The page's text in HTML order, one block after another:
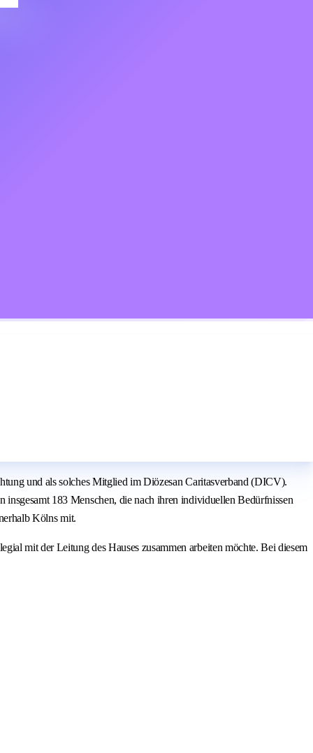
und als solches Mitglied im Diözesan Caritasverband (DICV).
183 Menschen, die nach ihren individuellen Bedürfnissen
Kölns mit.
mit der Leitung des Hauses zusammen arbeiten möchte. Bei diesem